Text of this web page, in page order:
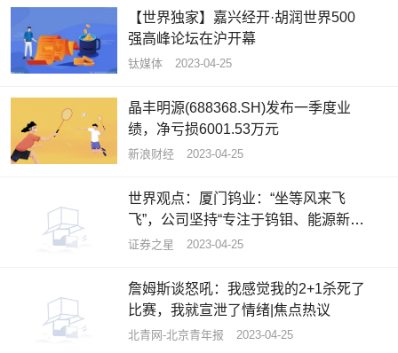
【世界独家】嘉兴经开·胡润世界500
强高峰论坛在沪开幕
钛媒体 2023-04-25
晶丰明源(688368.SH)发布一季度业
绩，净亏损6001.53万元
新浪财经 2023-04-25
世界观点：厦门钨业：“坐等风来飞
飞”，公司坚持“专注于钨钼、能源新材
料和稀土三大核心业务”的战略定位
证券之星 2023-04-25
詹姆斯谈怒吼：我感觉我的2+1杀死了
比赛，我就宣泄了情绪|焦点热议
北青网-北京青年报 2023-04-25